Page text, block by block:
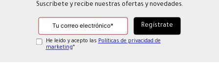
Suscríbete y recibe nuestras ofertas y novedades.
He leído y acepto las Políticas de privacidad de
marketing*